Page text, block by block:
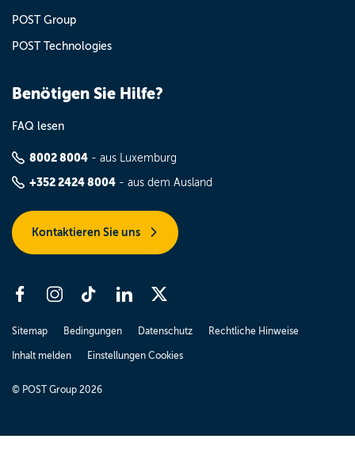
POST Group
POST Technologies
Benötigen Sie Hilfe?
FAQ lesen
8002 8004 - aus Luxemburg
+352 2424 8004 - aus dem Ausland
Kontaktieren Sie uns
Sitemap Bedingungen Datenschutz Rechtliche Hinweise
Inhalt melden Einstellungen Cookies
© POST Group 2026